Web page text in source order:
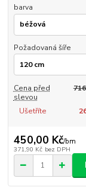
barva
Požadovaná šíře
Cena před
slevou
Ušetříte
450,00 Kč/bm
371,90 Kč bez DPH